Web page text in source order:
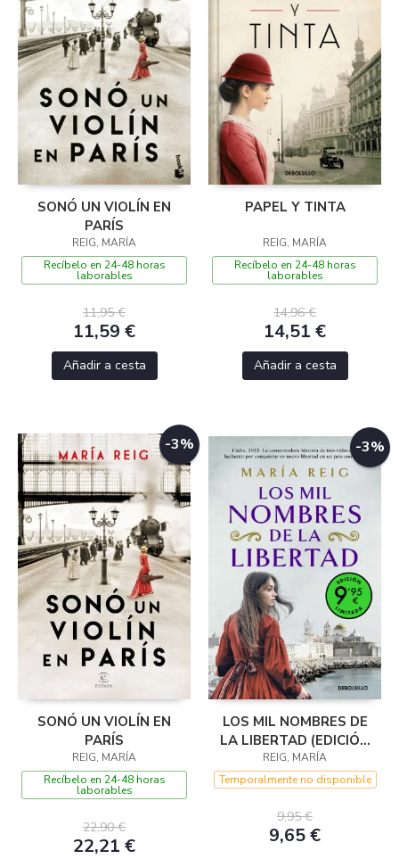
SONÓ UN VIOLÍN EN
PARÍS
REIG, MARÍA
Recíbelo en 24-48 horas
laborables
11,95 €
11,59 €
Añadir a cesta
PAPEL Y TINTA
REIG, MARÍA
Recíbelo en 24-48 horas
laborables
14,96 €
14,51 €
Añadir a cesta
-3%
SONÓ UN VIOLÍN EN
PARÍS
REIG, MARÍA
Recíbelo en 24-48 horas
laborables
22,90 €
22,21 €
-3%
LOS MIL NOMBRES DE
LA LIBERTAD (EDICIÓN
LIMITADA A PRECIO
ESPECIAL)
REIG, MARÍA
Temporalmente no disponible
9,95 €
9,65 €